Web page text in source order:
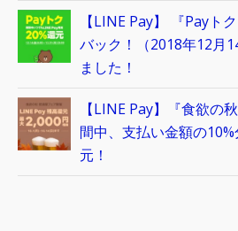
【LINE Pay】 『Payト
バック！（2018年12月
ました！
【LINE Pay】『食欲の
間中、支払い金額の
元！